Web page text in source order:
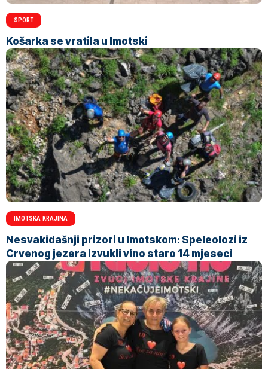
SPORT
Košarka se vratila u Imotski
IMOTSKA KRAJINA
Nesvakidašnji prizori u Imotskom: Speleolozi iz
Crvenog jezera izvukli vino staro 14 mjeseci